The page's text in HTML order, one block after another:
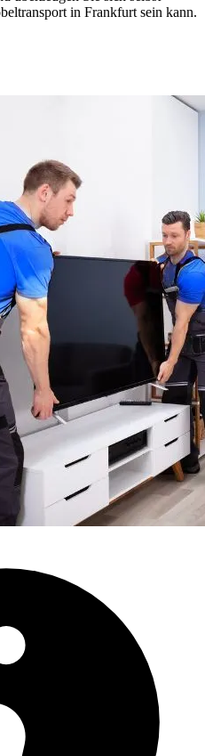
in Frankfurt sein kann.